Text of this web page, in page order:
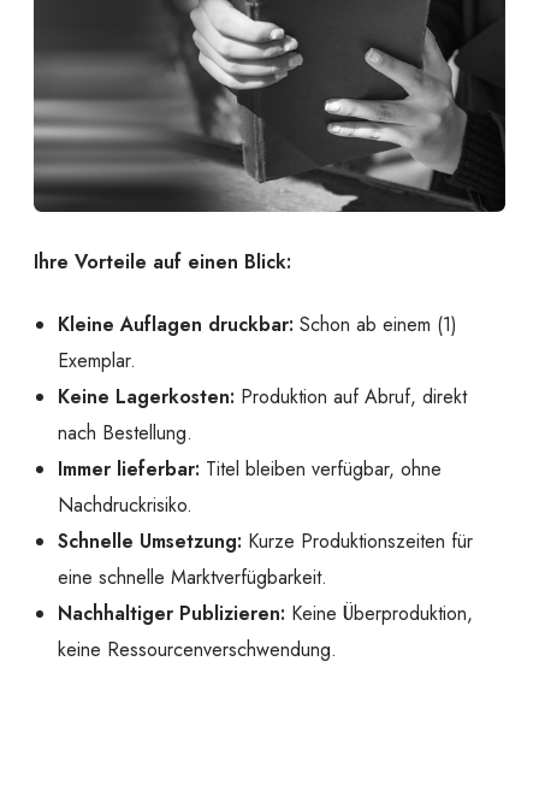
Ihre Vorteile auf einen Blick:
Kleine Auflagen druckbar: Schon ab einem (1)
Exemplar.
Keine Lagerkosten: Produktion auf Abruf, direkt
nach Bestellung.
Immer lieferbar: Titel bleiben verfügbar, ohne
Nachdruckrisiko.
Schnelle Umsetzung: Kurze Produktionszeiten für
eine schnelle Marktverfügbarkeit.
Nachhaltiger Publizieren: Keine Überproduktion,
keine Ressourcenverschwendung.